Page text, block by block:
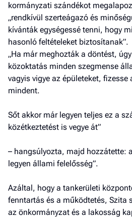
kormányzati szándékot
„rendkívül szerteágazó és
kívánták egységessé tenni, hogy
hasonló feltételeket biztosítanak”.
„Ha már meghozták a döntést,
közoktatás minden szegmense
vagyis vigye az épületeket, fizesse
mindent.
Sőt akkor már legyen teljes ez a
közétkeztetést is vegye át”
– hangsúlyozta, majd hozzátette:
legyen állami felelősség”.
Azáltal, hogy a tankerületi
fenntartás és a működtetés, Szita
az önkormányzat és a lakosság